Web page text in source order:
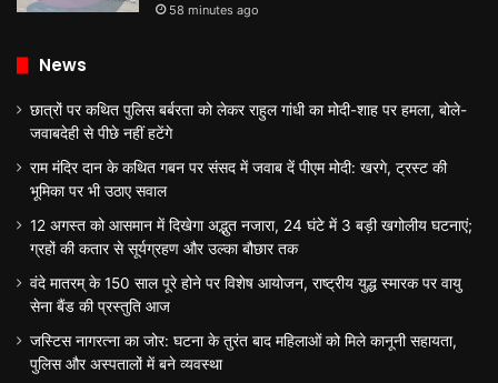
58 minutes ago
News
छात्रों पर कथित पुलिस बर्बरता को लेकर राहुल गांधी का मोदी-शाह पर हमला, बोले-
जवाबदेही से पीछे नहीं हटेंगे
राम मंदिर दान के कथित गबन पर संसद में जवाब दें पीएम मोदी: खरगे, ट्रस्ट की
भूमिका पर भी उठाए सवाल
12 अगस्त को आसमान में दिखेगा अद्भुत नजारा, 24 घंटे में 3 बड़ी खगोलीय घटनाएं;
ग्रहों की कतार से सूर्यग्रहण और उल्का बौछार तक
वंदे मातरम् के 150 साल पूरे होने पर विशेष आयोजन, राष्ट्रीय युद्ध स्मारक पर वायु
सेना बैंड की प्रस्तुति आज
जस्टिस नागरत्ना का जोर: घटना के तुरंत बाद महिलाओं को मिले कानूनी सहायता,
पुलिस और अस्पतालों में बने व्यवस्था